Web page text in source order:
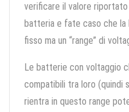
verificare il valore
batteria e fate caso che la
fisso ma un “range” di
Le batterie con voltaggio
compatibili tra loro (quindi
rientra in questo range